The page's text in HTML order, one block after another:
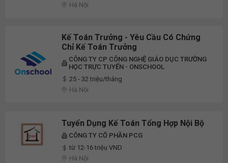
Hà Nội
Kế Toán Trưởng - Yêu Cầu Có Chứng
Chỉ Kế Toán Trưởng
CÔNG TY CP CÔNG NGHỆ GIÁO DỤC TRƯỜNG
HỌC TRỰC TUYẾN - ONSCHOOL
25 - 32 triệu/tháng
Hà Nội
Tuyển Dụng Kế Toán Tổng Hợp Nội Bộ
CÔNG TY CỔ PHẦN PCG
từ 12-16 triệu VND
Hà Nội